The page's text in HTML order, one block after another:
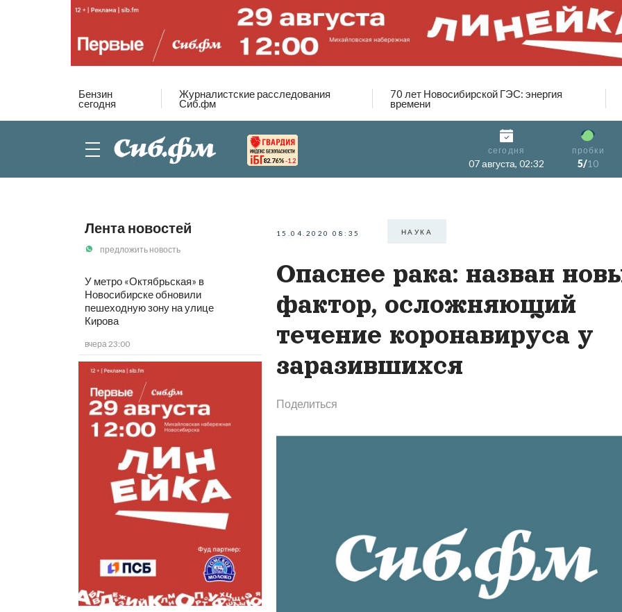
Бензин
сегодня
Журналистские расследования
Сиб.фм
70 лет Новосибирской ГЭС: энергия
времени
82.76% -1.2
сегодня
07 августа, 02:32
пробки
5/10
Лента новостей
предложить новость
У метро «Октябрьская» в
Новосибирске обновили
пешеходную зону на улице
Кирова
вчера 23:00
15.04.2020 08:35 НАУКА
Опаснее рака: назван
фактор, осложняющий
течение коронавируса у
заразившихся
Поделиться